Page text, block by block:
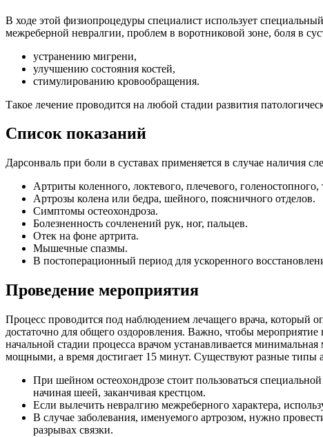
В ходе этой физиопроцедуры специалист использует
межреберной невралгии, проблем в воротниковой зоне, боля в
устранению мигрени,
улучшению состояния костей,
стимулированию кровообращения.
Такое лечение проводится на любой стадии развития
Список показаний
Дарсонваль при боли в суставах применяется в случае наличия
Артриты коленного, локтевого, плечевого, голеностопного,
Артрозы колена или бедра, шейного, поясничного отделов.
Симптомы остеохондроза.
Болезненность сочленений рук, ног, пальцев.
Отек на фоне артрита.
Мышечные спазмы.
В постоперационный период для ускоренного
Проведение мероприятия
Процесс проводится под наблюдением лечащего врача, который
достаточно для общего оздоровления. Важно, чтобы
начальной стадии процесса врачом устанавливается
мощными, а время достигает 15 минут. Существуют разные типы
При шейном остеохондрозе стоит пользоваться
начиная шеей, заканчивая крестцом.
Если вылечить невралгию межреберного характера,
В случае заболевания, именуемого артрозом, нужно
разрывах связки.